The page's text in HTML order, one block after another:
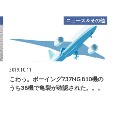
ニュース＆その他
2019.10.11
こわっ。ボーイング737NG 810機の
うち38機で亀裂が確認された。。。